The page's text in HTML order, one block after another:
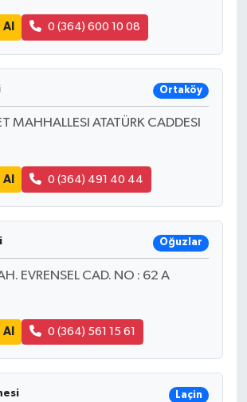
0 (364) 600 10 08
Ortaköy
MAHHALLESI ATATÜRK CADDESI
0 (364) 491 40 44
Oğuzlar
EVRENSEL CAD. NO : 62 A
0 (364) 561 15 61
Laçin